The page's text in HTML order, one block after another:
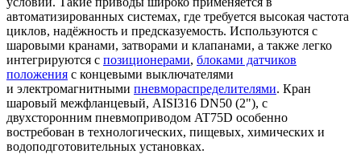
автоматизированных системах, где требуется высокая частота
циклов, надёжность и предсказуемость. Используются с
шаровыми кранами, затворами и клапанами, а также легко
интегрируются с позиционерами, блоками датчиков
положения с концевыми выключателями
и электромагнитными пневмораспределителями. Кран
шаровый межфланцевый, AISI316 DN50 (2"), с
двухсторонним пневмоприводом AT75D особенно
востребован в технологических, пищевых, химических и
водоподготовительных установках.